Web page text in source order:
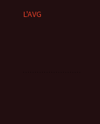
L'AVG